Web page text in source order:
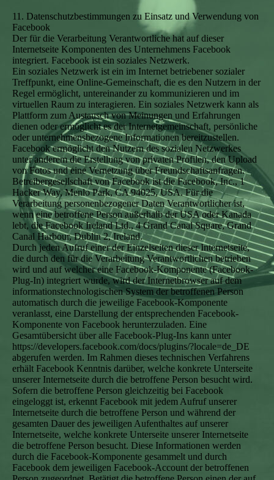
11. Datenschutzbestimmungen zu Einsatz und Verwendung von
Facebook
Der für die Verarbeitung Verantwortliche hat auf dieser
Internetseite Komponenten des Unternehmens Facebook
integriert. Facebook ist ein soziales Netzwerk.
Ein soziales Netzwerk ist ein im Internet betriebener sozialer
Treffpunkt, eine Online-Gemeinschaft, die es den Nutzern in der
Regel ermöglicht, untereinander zu kommunizieren und im
virtuellen Raum zu interagieren. Ein soziales Netzwerk kann als
Plattform zum Austausch von Meinungen und Erfahrungen
dienen oder ermöglicht es der Internetgemeinschaft, persönliche
oder unternehmensbezogene Informationen bereitzustellen.
Facebook ermöglicht den Nutzern des sozialen Netzwerkes
unter anderem die Erstellung von privaten Profilen, den Upload
von Fotos und eine Vernetzung über Freundschaftsanfragen.
Betreibergesellschaft von Facebook ist die Facebook, Inc., 1
Hacker Way, Menlo Park, CA 94025, USA. Für die
Verarbeitung personenbezogener Daten Verantwortlicher ist,
wenn eine betroffene Person außerhalb der USA oder Kanada
lebt, die Facebook Ireland Ltd., 4 Grand Canal Square, Grand
Canal Harbour, Dublin 2, Ireland.
Durch jeden Aufruf einer der Einzelseiten dieser Internetseite,
die durch den für die Verarbeitung Verantwortlichen betrieben
wird und auf welcher eine Facebook-Komponente (Facebook-
Plug-In) integriert wurde, wird der Internetbrowser auf dem
informationstechnologischen System der betroffenen Person
automatisch durch die jeweilige Facebook-Komponente
veranlasst, eine Darstellung der entsprechenden Facebook-
Komponente von Facebook herunterzuladen. Eine
Gesamtübersicht über alle Facebook-Plug-Ins kann unter
https://developers.facebook.com/docs/plugins/?locale=de_DE
abgerufen werden. Im Rahmen dieses technischen Verfahrens
erhält Facebook Kenntnis darüber, welche konkrete Unterseite
unserer Internetseite durch die betroffene Person besucht wird.
Sofern die betroffene Person gleichzeitig bei Facebook
eingeloggt ist, erkennt Facebook mit jedem Aufruf unserer
Internetseite durch die betroffene Person und während der
gesamten Dauer des jeweiligen Aufenthaltes auf unserer
Internetseite, welche konkrete Unterseite unserer Internetseite
die betroffene Person besucht. Diese Informationen werden
durch die Facebook-Komponente gesammelt und durch
Facebook dem jeweiligen Facebook-Account der betroffenen